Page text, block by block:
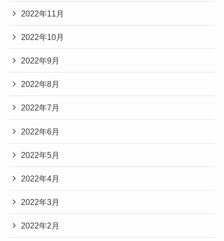
2022年11月
2022年10月
2022年9月
2022年8月
2022年7月
2022年6月
2022年5月
2022年4月
2022年3月
2022年2月